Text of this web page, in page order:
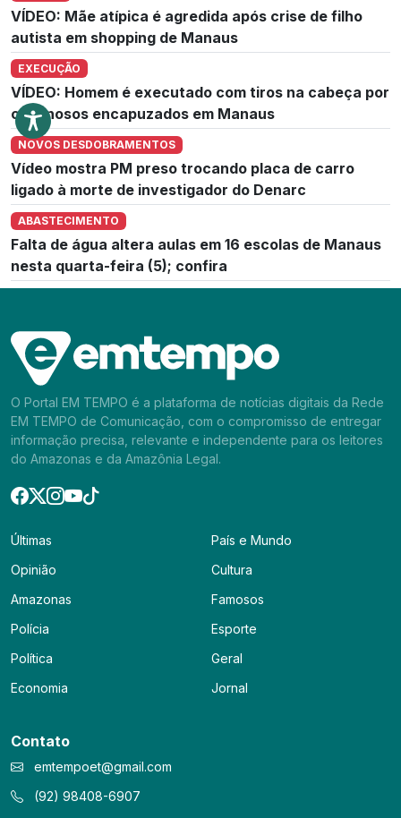
VÍDEO: Mãe atípica é agredida após crise de filho
autista em shopping de Manaus
EXECUÇÃO
VÍDEO: Homem é executado com tiros na cabeça por
criminosos encapuzados em Manaus
NOVOS DESDOBRAMENTOS
Vídeo mostra PM preso trocando placa de carro
ligado à morte de investigador do Denarc
ABASTECIMENTO
Falta de água altera aulas em 16 escolas de Manaus
nesta quarta-feira (5); confira
O Portal EM TEMPO é a plataforma de notícias digitais da Rede
EM TEMPO de Comunicação, com o compromisso de entregar
informação precisa, relevante e independente para os leitores
do Amazonas e da Amazônia Legal.
Últimas
Opinião
Amazonas
Polícia
Política
Economia
País e Mundo
Cultura
Famosos
Esporte
Geral
Jornal
Contato
emtempoet@gmail.com
(92) 98408-6907